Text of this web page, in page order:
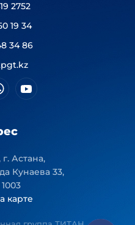
2752
19 34
34 86
Астана,
Кунаева 33,
карте